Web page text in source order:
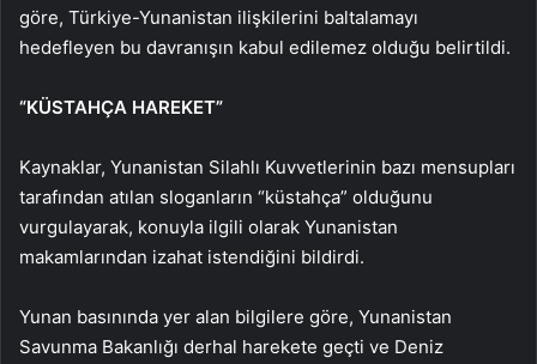
göre, Türkiye-Yunanistan ilişkilerini baltalamayı
hedefleyen bu davranışın kabul edilemez olduğu belirtildi.
“KÜSTAHÇA HAREKET”
Kaynaklar, Yunanistan Silahlı Kuvvetlerinin bazı mensupları
tarafından atılan sloganların “küstahça” olduğunu
vurgulayarak, konuyla ilgili olarak Yunanistan
makamlarından izahat istendiğini bildirdi.
Yunan basınında yer alan bilgilere göre, Yunanistan
Savunma Bakanlığı derhal harekete geçti ve Deniz